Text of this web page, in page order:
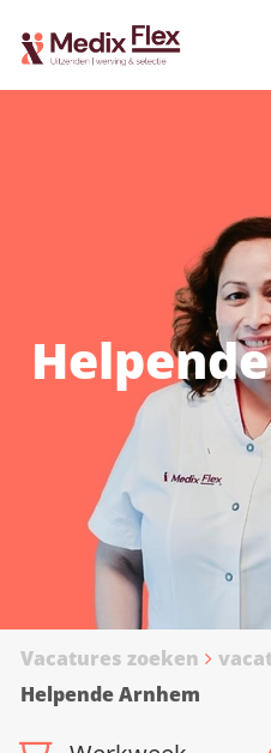
Vacatures zoeken
Helpende Arnhem